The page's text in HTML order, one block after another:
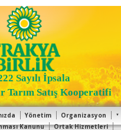
Sayılı İpsala
Tarım Satış Kooperatifi
Yönetim Organizasyon
Kanunu
Ortak Hizmetleri